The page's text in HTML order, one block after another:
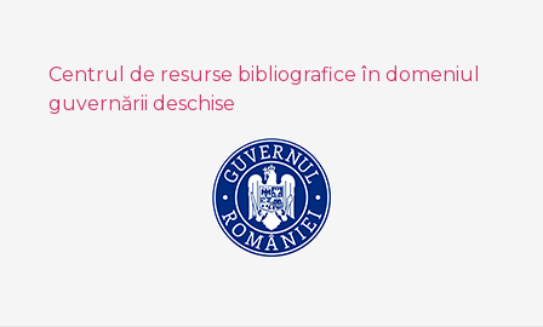
Centrul de resurse bibliografice în domeniul
guvernării deschise